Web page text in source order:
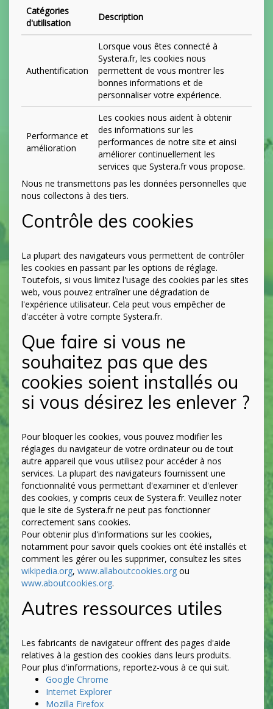
Catégories
d'utilisation
Description
Authentification
Lorsque vous êtes connecté à
Systera.fr, les cookies nous
permettent de vous montrer les
bonnes informations et de
personnaliser votre expérience.
Performance et
amélioration
Les cookies nous aident à obtenir
des informations sur les
performances de notre site et ainsi
améliorer continuellement les
services que Systera.fr vous propose.
Nous ne transmettons pas les données personnelles que
nous collectons à des tiers.
Contrôle des cookies
La plupart des navigateurs vous permettent de contrôler
les cookies en passant par les options de réglage.
Toutefois, si vous limitez l'usage des cookies par les sites
web, vous pouvez entraîner une dégradation de
l'expérience utilisateur. Cela peut vous empêcher de
d'accéter à votre compte Systera.fr.
Que faire si vous ne
souhaitez pas que des
cookies soient installés ou
si vous désirez les enlever ?
Pour bloquer les cookies, vous pouvez modifier les
réglages du navigateur de votre ordinateur ou de tout
autre appareil que vous utilisez pour accéder à nos
services. La plupart des navigateurs fournissent une
fonctionnalité vous permettant d'examiner et d'enlever
des cookies, y compris ceux de Systera.fr. Veuillez noter
que le site de Systera.fr ne peut pas fonctionner
correctement sans cookies.
Pour obtenir plus d'informations sur les cookies,
notamment pour savoir quels cookies ont été installés et
comment les gérer ou les supprimer, consultez les sites
wikipedia.org, www.allaboutcookies.org ou
www.aboutcookies.org.
Autres ressources utiles
Les fabricants de navigateur offrent des pages d'aide
relatives à la gestion des cookies dans leurs produits.
Pour plus d'informations, reportez-vous à ce qui suit.
Google Chrome
Internet Explorer
Mozilla Firefox